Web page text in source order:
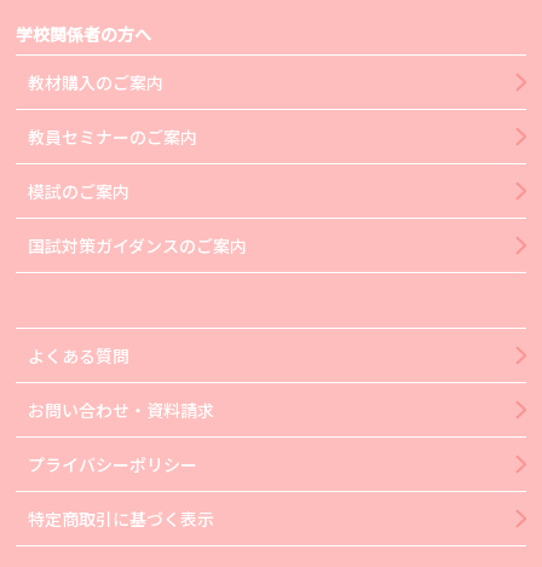
学校関係者の方へ
教材購入のご案内
教員セミナーのご案内
模試のご案内
国試対策ガイダンスのご案内
よくある質問
お問い合わせ・資料請求
プライバシーポリシー
特定商取引に基づく表示